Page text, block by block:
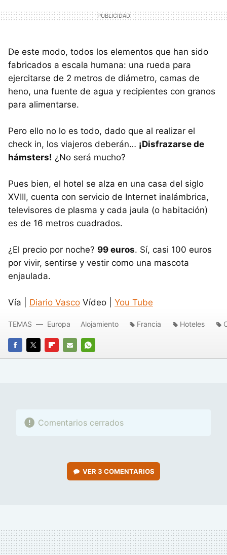
De este modo, todos los elementos que han sido
fabricados a escala humana: una rueda para
ejercitarse de 2 metros de diámetro, camas de
heno, una fuente de agua y recipientes con granos
para alimentarse.
Pero ello no lo es todo, dado que al realizar el
check in, los viajeros deberán… ¡Disfrazarse de
hámsters! ¿No será mucho?
Pues bien, el hotel se alza en una casa del siglo
XVIII, cuenta con servicio de Internet inalámbrica,
televisores de plasma y cada jaula (o habitación)
es de 16 metros cuadrados.
¿El precio por noche? 99 euros. Sí, casi 100 euros
por vivir, sentirse y vestir como una mascota
enjaulada.
Vía | Diario Vasco Vídeo | You Tube
FACEBOOK
TWITTERFLIPBOARD
E-
WHATSAPP
TEMAS Europa Alojamiento Francia Hoteles
Comentarios cerrados
VER 3 COMENTARIOS